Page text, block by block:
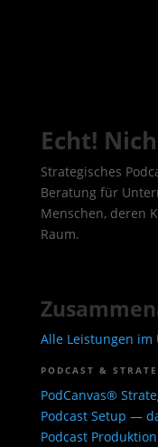
Echt!
Strategisches
Beratung für
Menschen, deren
Raum.
Alle Leistungen im
PODCAST &
PodCanvas®
Podcast Setup —
Podcast